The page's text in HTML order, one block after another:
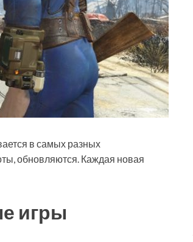
в самых разных
обновляются. Каждая новая
игры